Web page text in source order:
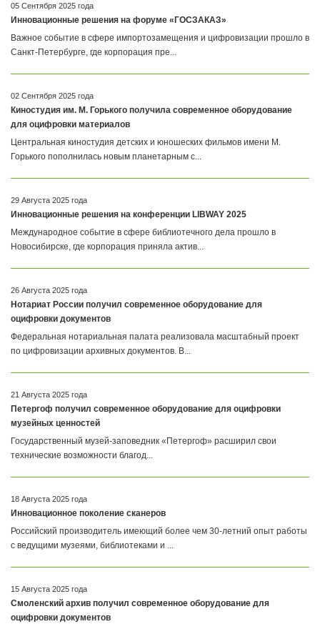
05 Сентября 2025 года
Инновационные решения на форуме «ГОСЗАКАЗ»
Важное событие в сфере импортозамещения и цифровизации прошло в
Санкт-Петербурге, где корпорация пре...
02 Сентября 2025 года
Киностудия им. М. Горького получила современное оборудование
для оцифровки материалов
Центральная киностудия детских и юношеских фильмов имени М.
Горького пополнилась новым планетарным с...
29 Августа 2025 года
Инновационные решения на конференции LIBWAY 2025
Международное событие в сфере библиотечного дела прошло в
Новосибирске, где корпорация приняла актив...
26 Августа 2025 года
Нотариат России получил современное оборудование для
оцифровки документов
Федеральная нотариальная палата реализовала масштабный проект
по цифровизации архивных документов. В...
21 Августа 2025 года
Петергоф получил современное оборудование для оцифровки
музейных ценностей
Государственный музей-заповедник «Петергоф» расширил свои
технические возможности благод...
18 Августа 2025 года
Инновационное поколение сканеров
Российский производитель имеющий более чем 30-летний опыт работы
с ведущими музеями, библиотеками и ...
15 Августа 2025 года
Смоленский архив получил современное оборудование для
оцифровки документов